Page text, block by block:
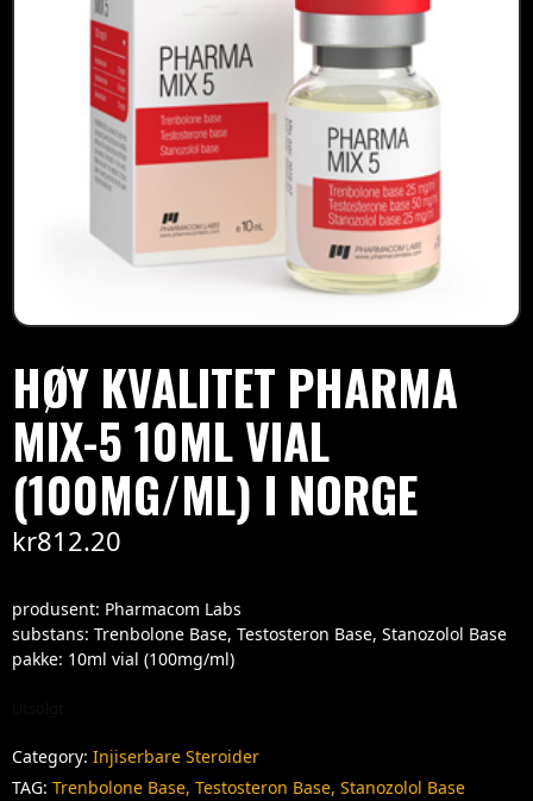
HØY KVALITET PHARMA
MIX-5 10ML VIAL
(100MG/ML) I NORGE
kr812.20
produsent: Pharmacom Labs
substans: Trenbolone Base, Testosteron Base, Stanozolol Base
pakke: 10ml vial (100mg/ml)
Category: Injiserbare Steroider
TAG: Trenbolone Base, Testosteron Base, Stanozolol Base